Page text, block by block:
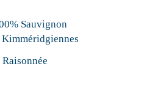
Sauvignon
Kimméridgiennes
Raisonnée